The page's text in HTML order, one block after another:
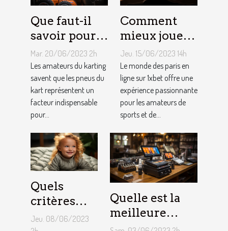
Que faut-il
savoir pour
un meilleur
ajustement
de la
pression des
pneus de
Kart ?
Mar. 20/06/2023 2h
Les amateurs du karting
savent que les pneus du
kart représentent un
facteur indispensable
pour...
Comment
mieux jouer
pour gagner
au jeu
1XBET ?
Jeu. 15/06/2023 14h
Le monde des paris en
ligne sur 1xbet offre une
expérience passionnante
pour les amateurs de
sports et de...
Quels
critères
pour
Jeu. 08/06/2023
Quelle est la
meilleure
solution